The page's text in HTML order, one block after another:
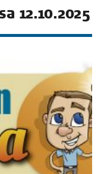
12.10.2025